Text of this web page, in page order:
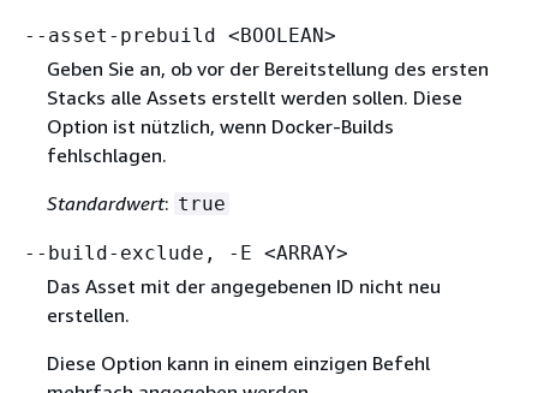
--asset-prebuild <BOOLEAN>
Geben Sie an, ob vor der Bereitstellung des ersten
Stacks alle Assets erstellt werden sollen. Diese
Option ist nützlich, wenn Docker-Builds
fehlschlagen.
Standardwert: true
--build-exclude, -E <ARRAY>
Das Asset mit der angegebenen ID nicht neu
erstellen.
Diese Option kann in einem einzigen Befehl